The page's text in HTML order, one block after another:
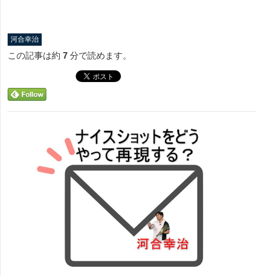
河合幸治
この記事は約 7 分で読めます。